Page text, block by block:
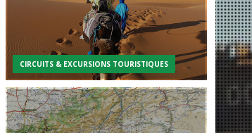
CIRCUITS & EXCURSIONS TOURISTIQUES